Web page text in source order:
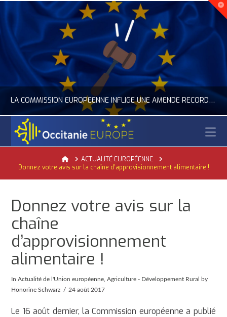
LA COMMISSION EUROPÉENNE INFLIGE UNE AMENDE RECORD À GOOGLE
ACTUALITÉ DE L'UNION EUROPÉENNE, ACTUALITÉ DE LA REPRÉSENTATION D’OCCITANIE EUROPE, NUMÉRIQUE- DIGITAL
HomeACTUALITÉ EUROPÉENNE
Donnez votre avis sur la chaîne d’approvisionnement alimentaire !
Donnez votre avis sur la
chaîne
d’approvisionnement
alimentaire !
InActualité de l'Union européenne ,Agriculture - Développement Rural
by
Honorine Schwarz
24 août 2017
Le 16 août dernier, la Commission européenne a publié